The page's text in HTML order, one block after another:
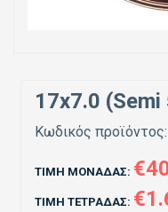
17x7.0
Κωδικός προϊόντος:
ΤΙΜΉ ΜΟΝΆΔΑΣ:
ΤΙΜΉ ΤΕΤΡΆΔΑΣ: